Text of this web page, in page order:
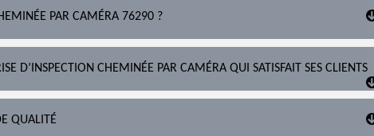
PAR CAMÉRA 76290 ?
D’INSPECTION CHEMINÉE PAR CAMÉRA QUI SATISFAIT SES CLIENTS
QUALITÉ